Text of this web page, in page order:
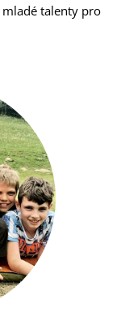
talenty pro